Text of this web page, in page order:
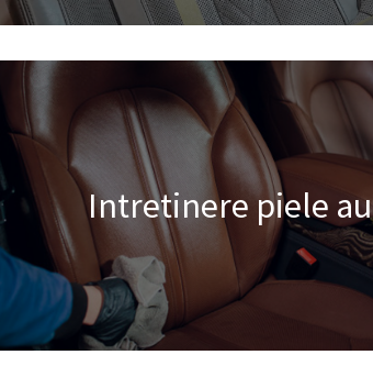
Intretinere piele